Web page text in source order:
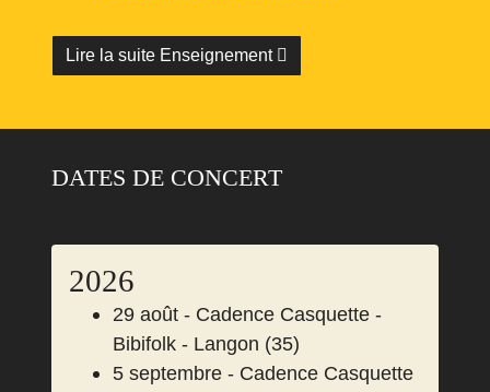
Lire la suite Enseignement
DATES DE CONCERT
2026
29 août - Cadence Casquette -
Bibifolk - Langon (35)
5 septembre - Cadence Casquette